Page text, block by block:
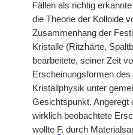
Fällen als richtig
die Theorie der Kolloide
Zusammenhang der
Kristalle (Ritzhärte,
bearbeitete, seiner Zeit
Erscheinungsformen
Kristallphysik unter
Gesichtspunkt. Angeregt
wirklich beobachtete
wollte F. durch